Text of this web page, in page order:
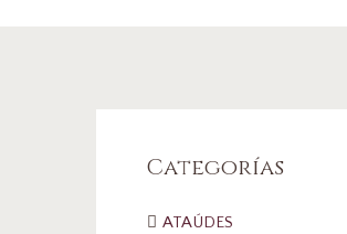
Categorías
ATAÚDES